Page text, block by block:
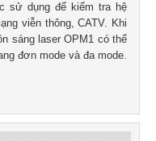
sử dụng để kiểm tra hệ
viễn thông, CATV. Khi
sáng laser OPM1 có thể
đơn mode và đa mode.